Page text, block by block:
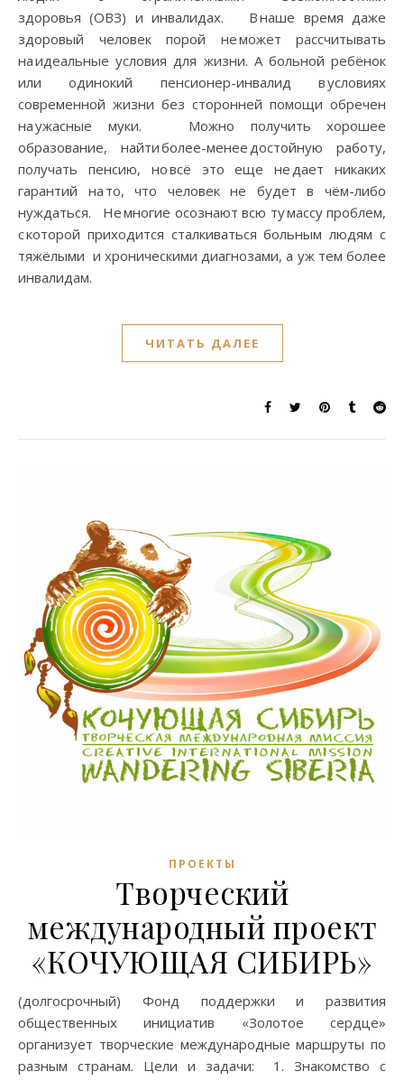
здоровья (ОВЗ) и инвалидах. В наше время даже
здоровый человек порой не может рассчитывать
на идеальные условия для жизни. А больной ребёнок
или одинокий пенсионер-инвалид в условиях
современной жизни без сторонней помощи обречен
на ужасные муки. Можно получить хорошее
образование, найти более-менее достойную работу,
получать пенсию, но всё это еще не дает никаких
гарантий на то, что человек не будет в чём-либо
нуждаться. Не многие осознают всю ту массу проблем,
с которой приходится сталкиваться больным людям с
тяжёлыми и хроническими диагнозами, а уж тем более
инвалидам.
ЧИТАТЬ ДАЛЕЕ
ПРОЕКТЫ
Творческий
международный проект
«КОЧУЮЩАЯ СИБИРЬ»
(долгосрочный) Фонд поддержки и развития
общественных инициатив «Золотое сердце»
организует творческие международные маршруты по
разным странам. Цели и задачи: 1. Знакомство с